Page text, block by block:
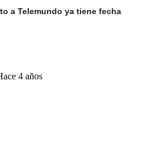
a Telemundo ya tiene fecha